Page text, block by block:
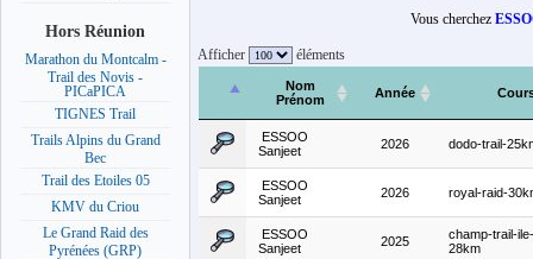
Hors Réunion
Marathon du Montcalm -
Trail des Novis -
PICaPICA
TIGNES Trail
Trails Alpins du Grand
Bec
Trail des Etoiles 05
KMV du Criou
Le Grand Raid des
Pyrénées (GRP)
Vous cherchez
Afficher éléments
Nom
Prénom
Année
ESSOO
Sanjeet
2026 dodo-trail-
ESSOO
Sanjeet
2026 royal-raid-
ESSOO
Sanjeet
2025
champ-trail-
28km